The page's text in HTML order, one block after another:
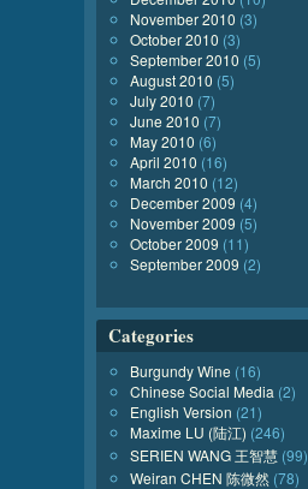
November 2010 (3)
October 2010 (3)
September 2010 (5)
August 2010 (5)
July 2010 (7)
June 2010 (7)
May 2010 (6)
April 2010 (16)
March 2010 (12)
December 2009 (4)
November 2009 (5)
October 2009 (11)
September 2009 (2)
Categories
Burgundy Wine (16)
Chinese Social Media (2)
English Version (21)
Maxime LU (陆江) (246)
SERIEN WANG 王智慧 (99)
Weiran CHEN 陈微然 (78)